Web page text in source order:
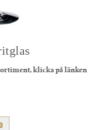
klicka på länken